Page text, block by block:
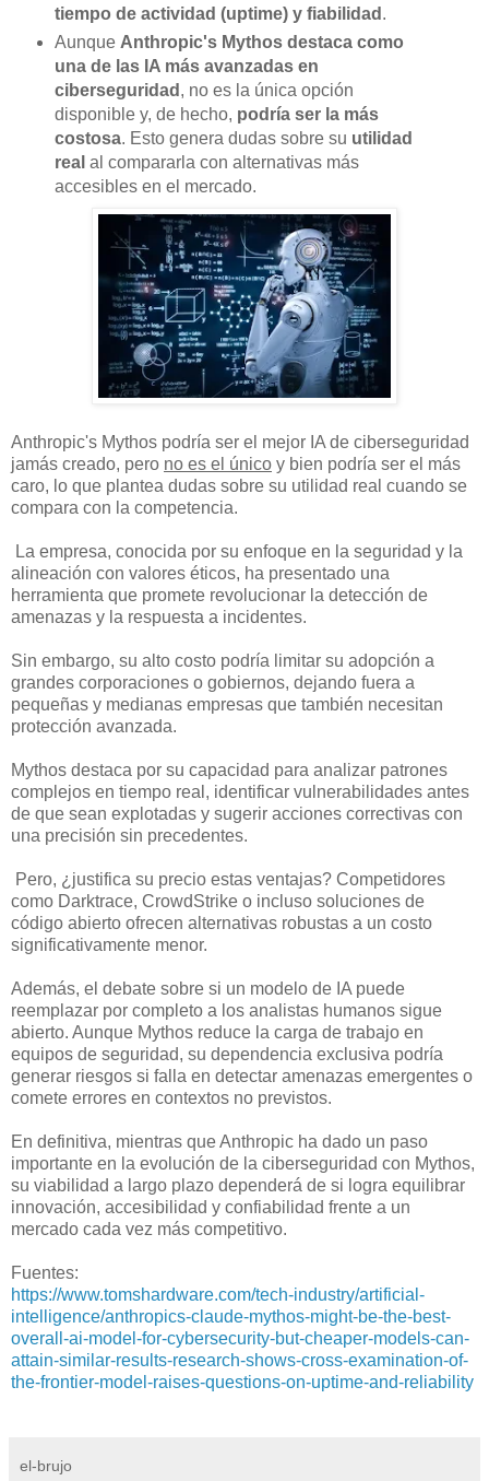
tiempo de actividad (uptime) y fiabilidad .
Aunque Anthropic's Mythos destaca como
una de las IA más avanzadas en
ciberseguridad , no es la única opción
disponible y, de hecho, podría ser la más
costosa. Esto genera dudas sobre su utilidad
real al compararla con alternativas más
accesibles en el mercado.
Anthropic's Mythos podría ser el mejor IA de ciberseguridad
jamás creado, pero no es el único y bien podría ser el más
caro, lo que plantea dudas sobre su utilidad real cuando se
compara con la competencia.
La empresa, conocida por su enfoque en la seguridad y la
alineación con valores éticos, ha presentado una
herramienta que promete revolucionar la detección de
amenazas y la respuesta a incidentes.
Sin embargo, su alto costo podría limitar su adopción a
grandes corporaciones o gobiernos, dejando fuera a
pequeñas y medianas empresas que también necesitan
protección avanzada.
Mythos destaca por su capacidad para analizar patrones
complejos en tiempo real, identificar vulnerabilidades antes
de que sean explotadas y sugerir acciones correctivas con
una precisión sin precedentes.
Pero, ¿justifica su precio estas ventajas? Competidores
como Darktrace, CrowdStrike o incluso soluciones de
código abierto ofrecen alternativas robustas a un costo
significativamente menor.
Además, el debate sobre si un modelo de IA puede
reemplazar por completo a los analistas humanos sigue
abierto. Aunque Mythos reduce la carga de trabajo en
equipos de seguridad, su dependencia exclusiva podría
generar riesgos si falla en detectar amenazas emergentes o
comete errores en contextos no previstos.
En definitiva, mientras que Anthropic ha dado un paso
importante en la evolución de la ciberseguridad con Mythos,
su viabilidad a largo plazo dependerá de si logra equilibrar
innovación, accesibilidad y confiabilidad frente a un
mercado cada vez más competitivo.
Fuentes:
https://www.tomshardware.com/tech-industry/artificial-
intelligence/anthropics-claude-mythos-might-be-the-best-
overall-ai-model-for-cybersecurity-but-cheaper-models-can-
attain-similar-results-research-shows-cross-examination-of-
the-frontier-model-raises-questions-on-uptime-and-reliability
el-brujo